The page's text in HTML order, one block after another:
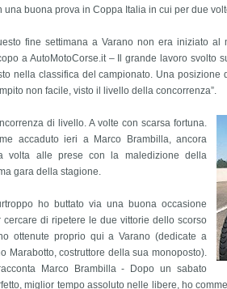
una buona prova in Coppa Italia in cui per due
fine settimana a Varano non era iniziato
a AutoMotoCorse.it – Il grande lavoro svolto
nella classifica del campionato. Una
non facile, visto il livello della concorrenza”.
di livello. A volte con scarsa fortuna.
accaduto ieri a Marco Brambilla, ancora
volta alle prese con la maledizione della
gara della stagione.
ho buttato via una buona occasione
cercare di ripetere le due vittorie dello scorso
ottenute proprio qui a Varano (dedicate a
Marabotto, costruttore della sua monoposto).
Marco Brambilla - Dopo un sabato
miglior tempo assoluto nelle libere, ho